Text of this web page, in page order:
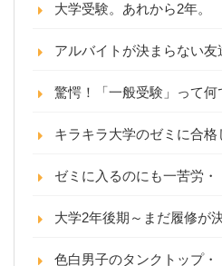
大学受験。あれから2年。
アルバイトが決まらない友
驚愕！「一般受験」って何
キラキラ大学のゼミに合格
ゼミに入るのにも一苦労・
大学2年後期～まだ履修が
色白男子のタンクトップ